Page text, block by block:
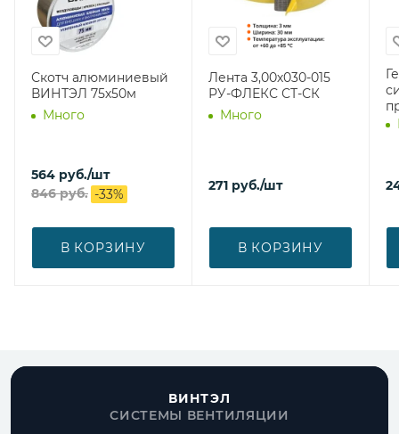
Скотч алюминиевый
ВИНТЭЛ 75х50м
Много
564 руб./шт
846руб. -33%
В КОРЗИНУ
Лента 3,00х030-015
РУ-ФЛЕКС СТ-СК
Много
271 руб./шт
В КОРЗИНУ
ВИНТЭЛ
СИСТЕМЫ ВЕНТИЛЯЦИИ